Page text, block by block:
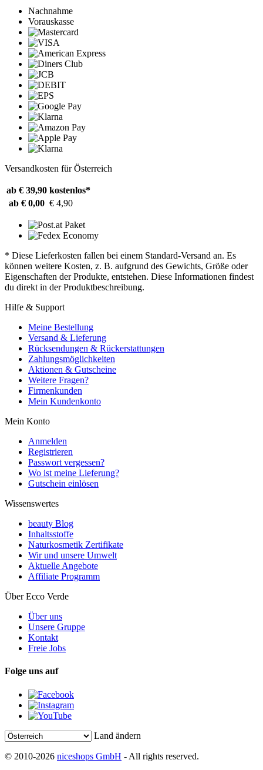
Nachnahme
Vorauskasse
Versandkosten für Österreich
ab € 39,90 kostenlos*
ab € 0,00 € 4,90
* Diese Lieferkosten fallen bei einem Standard-Versand an. Es
können weitere Kosten, z. B. aufgrund des Gewichts, Größe oder
Eigenschaften der Produkte, entstehen. Diese Informationen findest
du direkt in der Produktbeschreibung.
Hilfe & Support
Meine Bestellung
Versand & Lieferung
Rücksendungen & Rückerstattungen
Zahlungsmöglichkeiten
Aktionen & Gutscheine
Weitere Fragen?
Firmenkunden
Mein Kundenkonto
Mein Konto
Anmelden
Registrieren
Passwort vergessen?
Wo ist meine Lieferung?
Gutschein einlösen
Wissenswertes
beauty Blog
Inhaltsstoffe
Naturkosmetik Zertifikate
Wir und unsere Umwelt
Aktuelle Angebote
Affiliate Programm
Über Ecco Verde
Über uns
Unsere Gruppe
Kontakt
Freie Jobs
Folge uns auf
Land ändern
© 2010-2026 niceshops GmbH - All rights reserved.